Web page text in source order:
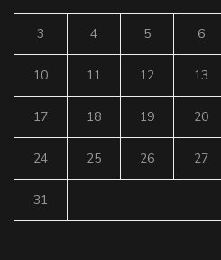
3 4 5 6
10 11 12 13
17 18 19 20
24 25 26 27
31